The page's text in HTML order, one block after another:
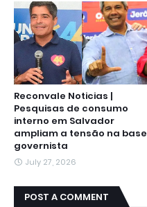
Reconvale Noticias |
Pesquisas de consumo
interno em Salvador
ampliam a tensão na base
governista
July 27, 2026
POST A COMMENT